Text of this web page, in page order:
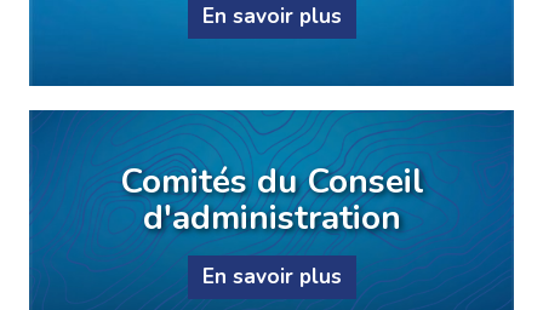
En savoir plus
Comités du Conseil
d'administration
En savoir plus